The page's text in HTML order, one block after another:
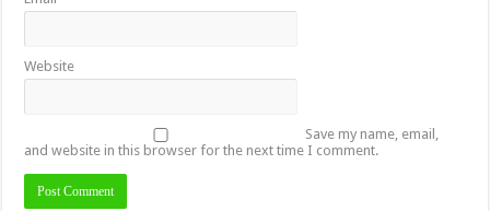
Website
Save my name, email,
and website in this browser for the next time I comment.